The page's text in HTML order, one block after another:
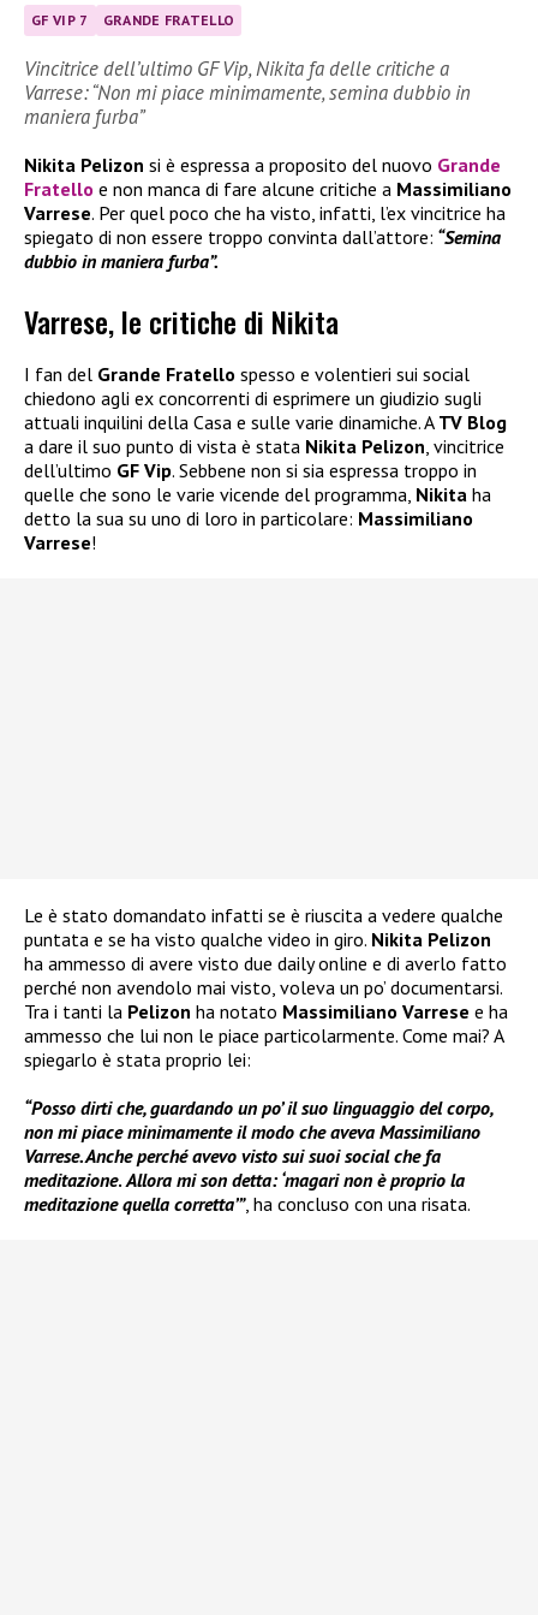
GF VIP 7 GRANDE FRATELLO
Vincitrice dell’ultimo GF Vip, Nikita fa delle critiche a
Varrese: “Non mi piace minimamente, semina dubbio in
maniera furba”
Nikita Pelizon si è espressa a proposito del nuovo Grande
Fratello e non manca di fare alcune critiche a Massimiliano
Varrese. Per quel poco che ha visto, infatti, l’ex vincitrice ha
spiegato di non essere troppo convinta dall’attore: “Semina
dubbio in maniera furba”.
Varrese, le critiche di Nikita
I fan del Grande Fratello spesso e volentieri sui social
chiedono agli ex concorrenti di esprimere un giudizio sugli
attuali inquilini della Casa e sulle varie dinamiche. A TV Blog
a dare il suo punto di vista è stata Nikita Pelizon , vincitrice
dell’ultimo GF Vip. Sebbene non si sia espressa troppo in
quelle che sono le varie vicende del programma, Nikita ha
detto la sua su uno di loro in particolare: Massimiliano
Varrese!
Le è stato domandato infatti se è riuscita a vedere qualche
puntata e se ha visto qualche video in giro. Nikita Pelizon
ha ammesso di avere visto due daily online e di averlo fatto
perché non avendolo mai visto, voleva un po’ documentarsi.
Tra i tanti la Pelizon ha notato Massimiliano Varrese e ha
ammesso che lui non le piace particolarmente. Come mai? A
spiegarlo è stata proprio lei:
“Posso dirti che, guardando un po’ il suo linguaggio del corpo,
non mi piace minimamente il modo che aveva Massimiliano
Varrese. Anche perché avevo visto sui suoi social che fa
meditazione. Allora mi son detta: ‘magari non è proprio la
meditazione quella corretta’”, ha concluso con una risata.